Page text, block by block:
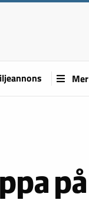
Mer
på